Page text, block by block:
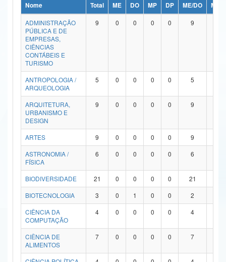
Ministério da Ciência, Tecnologia, Inovações e Comunicações
Ministério do Meio Ambiente
Ministério do Turismo
Ministério do Desenvolvimento Regional
Controladoria-Geral da União
Ministério da Mulher, da Família e dos Direitos Humanos
Secretaria de Governo
Advocacia-Geral da União
Banco Central do Brasil
Nome Total ME DO MP DP ME/DO
MP/
ADMINISTRAÇÃO
PÚBLICA E DE
EMPRESAS,
CIÊNCIAS
CONTÁBEIS E
TURISMO
9 0 0 0 0 9
ANTROPOLOGIA /
ARQUEOLOGIA
5 0 0 0 0 5
ARQUITETURA,
URBANISMO E
DESIGN
9 0 0 0 0 9
ARTES 9 0 0 0 0 9
ASTRONOMIA /
FÍSICA
6 0 0 0 0 6
BIODIVERSIDADE 21 0 0 0 0 21
BIOTECNOLOGIA
3 0 1 0 0 2
CIÊNCIA DA
COMPUTAÇÃO
4 0 0 0 0 4
CIÊNCIA DE
ALIMENTOS
7 0 0 0 0 7